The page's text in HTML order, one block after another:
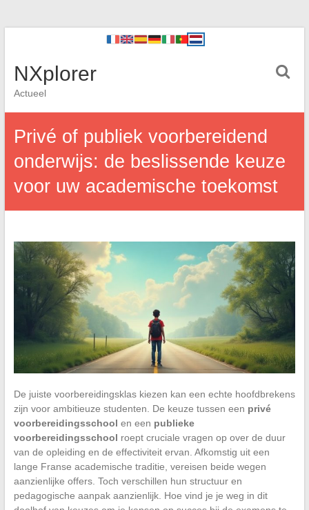
NXplorer
Actueel
Privé of publiek voorbereidend
onderwijs: de beslissende keuze
voor uw academische toekomst
De juiste voorbereidingsklas kiezen kan een echte hoofdbrekens
zijn voor ambitieuze studenten. De keuze tussen een privé
voorbereidingsschool en een publieke
voorbereidingsschool roept cruciale vragen op over de duur
van de opleiding en de effectiviteit ervan. Afkomstig uit een
lange Franse academische traditie, vereisen beide wegen
aanzienlijke offers. Toch verschillen hun structuur en
pedagogische aanpak aanzienlijk. Hoe vind je je weg in dit